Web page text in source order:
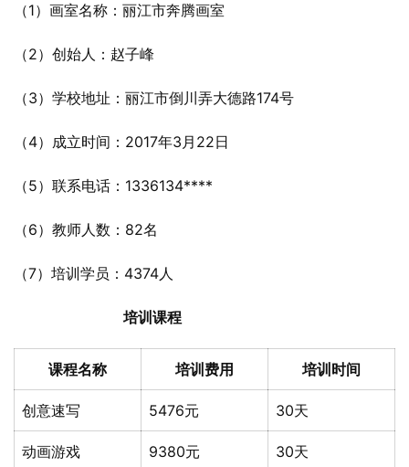
（1）画室名称：丽江市奔腾画室
（2）创始人：赵子峰
（3）学校地址：丽江市倒川弄大德路174号
（4）成立时间：2017年3月22日
（5）联系电话：1336134****
（6）教师人数：82名
（7）培训学员：4374人
培训课程
课程名称 培训费用 培训时间
创意速写 5476元 30天
动画游戏 9380元 30天